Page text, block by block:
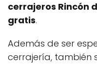
cerrajeros Rincón
gratis.
Además de ser
cerrajería, también